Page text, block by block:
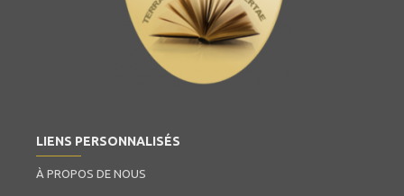
LIENS PERSONNALISÉS
À PROPOS DE NOUS